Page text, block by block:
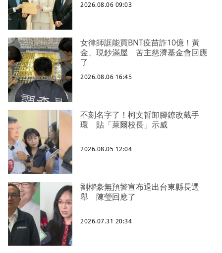
2026.08.06 09:03
女律師誆能買BNT疫苗詐10億！黃
金、現鈔滿屋 苦主慈濟基金會回應
了
2026.08.06 16:45
不刻名字了！柯文哲卸腳鐐改戴手
環 貼「萊爾校長」示威
2026.08.05 12:04
劉櫂豪無預警宣布退出台東縣長選
舉 陳瑩回應了
2026.07.31 20:34